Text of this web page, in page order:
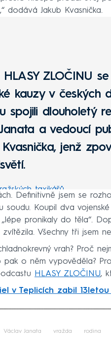
dodává Jakub Kvasnička.
HLASY ZLOČINU
kauzy v českých
spojili dlouholetý
a vedoucí
jenž
taxikářů
ze všech nejvíc,
vodku, sváděl to na
zemřeli, vraždil
upálil muže zaživa v
Definitivně jsem se
soudu. Koupil dva
pronikaly do těla“.
Všechny tři jsem
vrah? Proč
o něm vypověděla?
HLASY ZLOČINU,
v Teplicích zabil
Václav Janata vražda rodina